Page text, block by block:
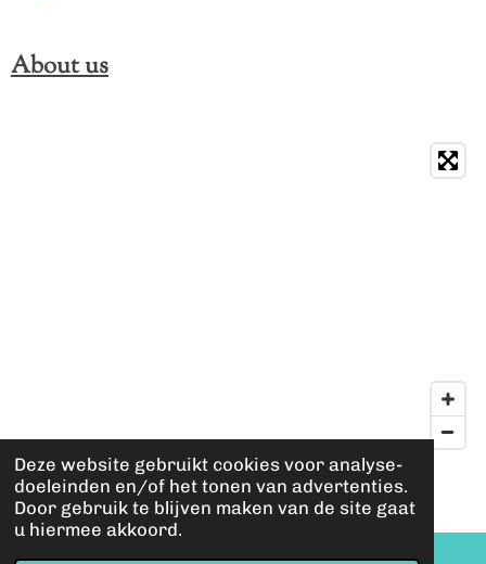
Deze website gebruikt cookies voor analyse-
doeleinden en/of het tonen van advertenties.
Door gebruik te blijven maken van de site gaat
u hiermee akkoord.
About us
© 2023 - 2026 Keekee's shop
Powered byJouwWeb